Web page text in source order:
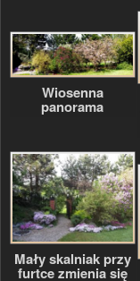
Wiosenna
panorama
Mały skalniak przy
furtce zmienia się